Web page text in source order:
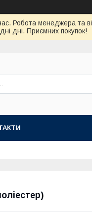
Робота менеджера та
дні. Приємних покупок!